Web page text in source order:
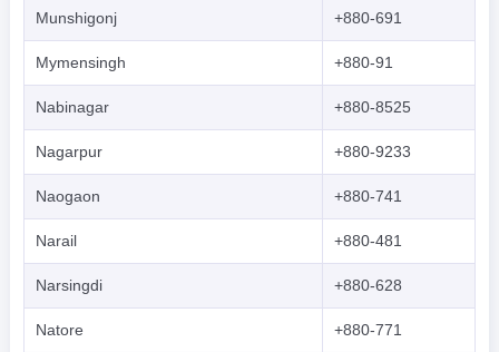
Munshigonj +880-691
Mymensingh +880-91
Nabinagar +880-8525
Nagarpur +880-9233
Naogaon +880-741
Narail +880-481
Narsingdi +880-628
Natore +880-771